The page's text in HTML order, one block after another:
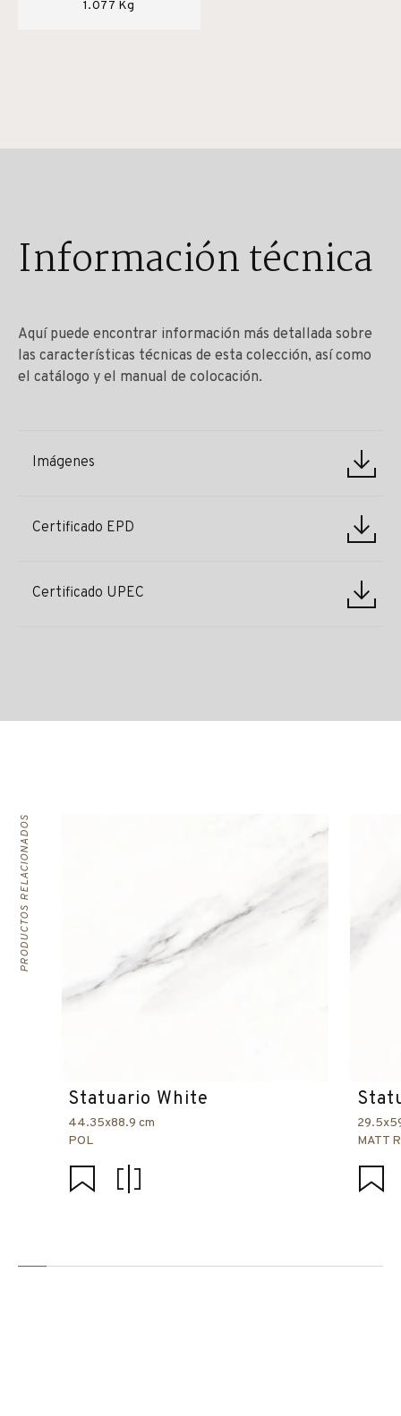
1.077 Kg
Información técnica
Aquí puede encontrar información más detallada sobre
las características técnicas de esta colección, así como
el catálogo y el manual de colocación.
Imágenes
Certificado EPD
Certificado UPEC
PRODUCTOS RELACIONADOS
Statuario White
44.35x88.9 cm
POL
MATT